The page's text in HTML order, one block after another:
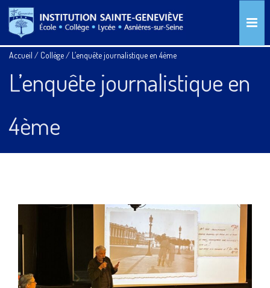
Accueil / Collège/ L’enquête journalistique en 4ème
L’enquête journalistique en
4ème